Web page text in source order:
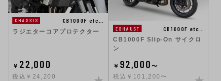
CHASSIS
CB1000F etc…
ラジエターコアプロテクター
￥ 22,000
税込￥24,200
EXHAUST
CB1000F etc…
CB1000F Slip-On サイクロ
ン
￥ 92,000〜
税込￥101,200〜